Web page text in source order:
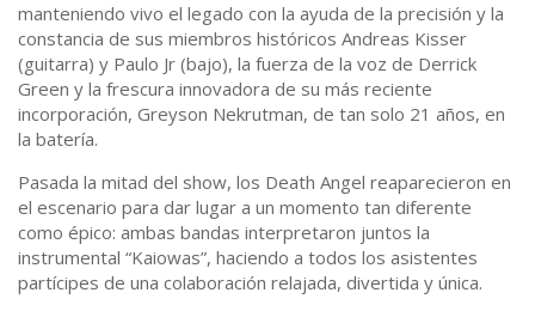
manteniendo vivo el legado con la ayuda de la precisión y la
constancia de sus miembros históricos Andreas Kisser
(guitarra) y Paulo Jr (bajo), la fuerza de la voz de Derrick
Green y la frescura innovadora de su más reciente
incorporación, Greyson Nekrutman, de tan solo 21 años, en
la batería.
Pasada la mitad del show, los Death Angel reaparecieron en
el escenario para dar lugar a un momento tan diferente
como épico: ambas bandas interpretaron juntos la
instrumental “Kaiowas”, haciendo a todos los asistentes
partícipes de una colaboración relajada, divertida y única.